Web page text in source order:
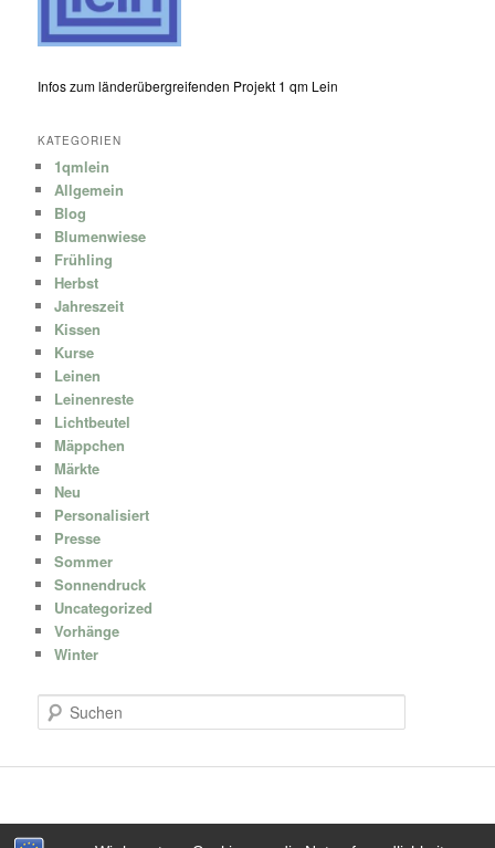
Infos zum länderübergreifenden Projekt 1 qm Lein
KATEGORIEN
1qmlein
Allgemein
Blog
Blumenwiese
Frühling
Herbst
Jahreszeit
Kissen
Kurse
Leinen
Leinenreste
Lichtbeutel
Mäppchen
Märkte
Neu
Personalisiert
Presse
Sommer
Sonnendruck
Uncategorized
Vorhänge
Winter
u
h